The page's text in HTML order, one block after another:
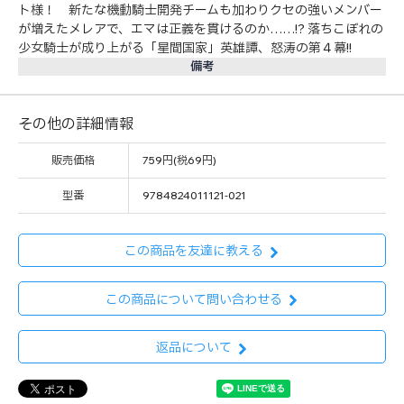
ト様！ 新たな機動騎士開発チームも加わりクセの強いメンバー
が増えたメレアで、エマは正義を貫けるのか……!? 落ちこぼれの
少女騎士が成り上がる「星間国家」英雄譚、怒涛の第４幕!!
備考
その他の詳細情報
販売価格 759円(税69円)
型番 9784824011121-021
この商品を友達に教える
この商品について問い合わせる
返品について